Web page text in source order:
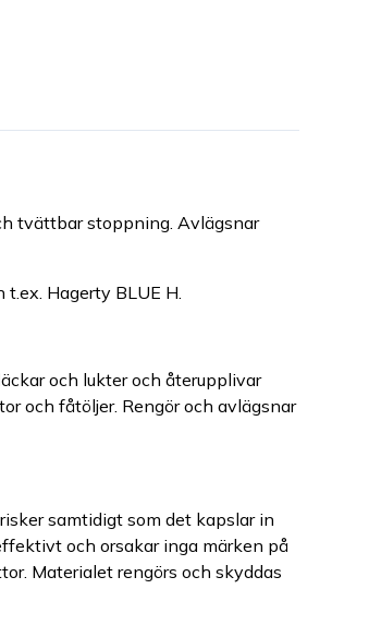
tvättbar stoppning. Avlägsnar
Hagerty BLUE H.
och lukter och återupplivar
och fåtöljer. Rengör och avlägsnar
samtidigt som det kapslar in
och orsakar inga märken på
Materialet rengörs och skyddas